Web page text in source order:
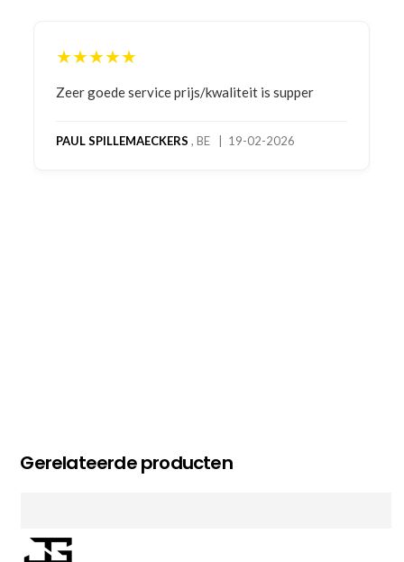
★★★★★
Bestelling gedaan vanwege goede prijzen en
bestelling al ontvangen met gifts, waardoor je
Gerelateerde producten